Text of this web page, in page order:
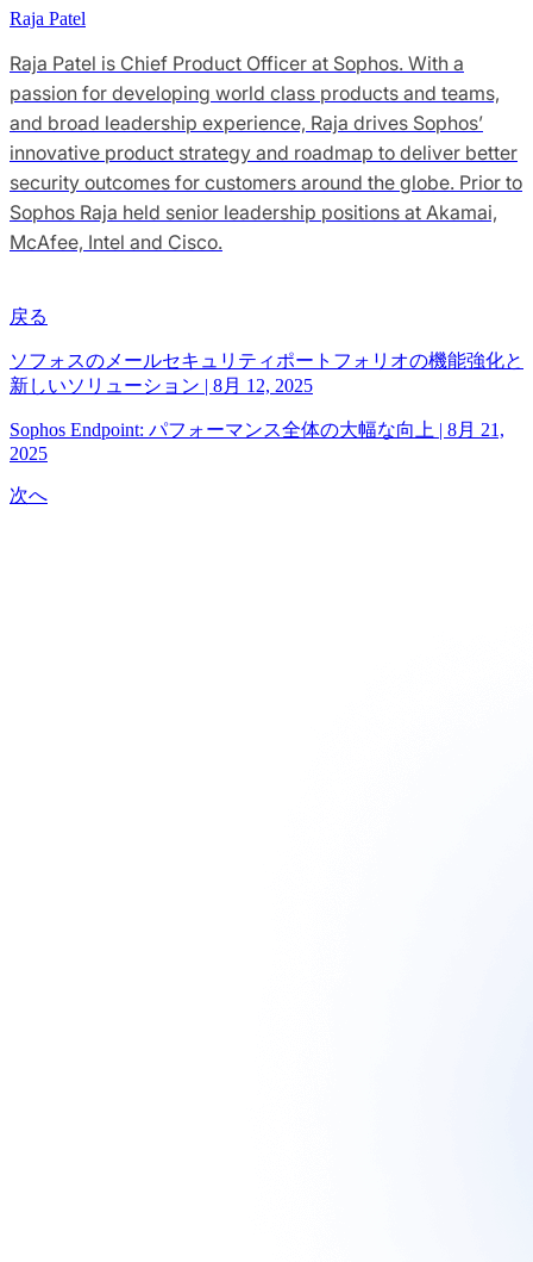
Raja Patel
Raja Patel is Chief Product Officer at Sophos. With a
passion for developing world class products and teams,
and broad leadership experience, Raja drives Sophos’
innovative product strategy and roadmap to deliver better
security outcomes for customers around the globe. Prior to
Sophos Raja held senior leadership positions at Akamai,
McAfee, Intel and Cisco.
戻る
ソフォスのメールセキュリティポートフォリオの機能強化と
新しいソリューション | 8月 12, 2025
Sophos Endpoint: パフォーマンス全体の大幅な向上 | 8月 21,
2025
次へ